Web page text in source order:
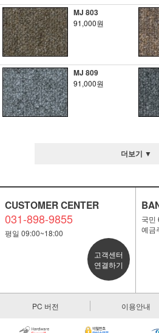
MJ 803
91,000원
MJ 809
91,000원
더보기 ▼
CUSTOMER CENTER
031-898-9855
평일 09:00~18:00
고객센터
연결하기
국민
예금
PC 버전 이용안내